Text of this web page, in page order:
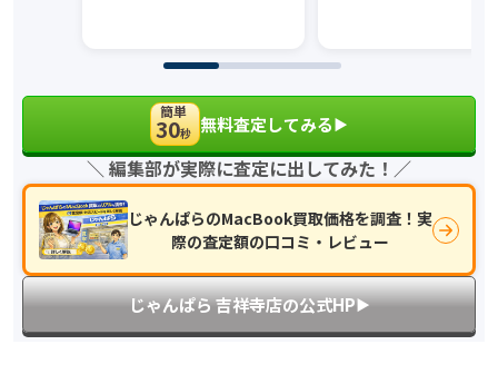
簡単
30秒 無料査定してみる▶︎
じゃんぱら 吉祥寺店の公式HP▶︎
＼ 編集部が実際に査定に出してみた！／
じゃんぱらのMacBook買取価格を調査！実
際の査定額の口コミ・レビュー